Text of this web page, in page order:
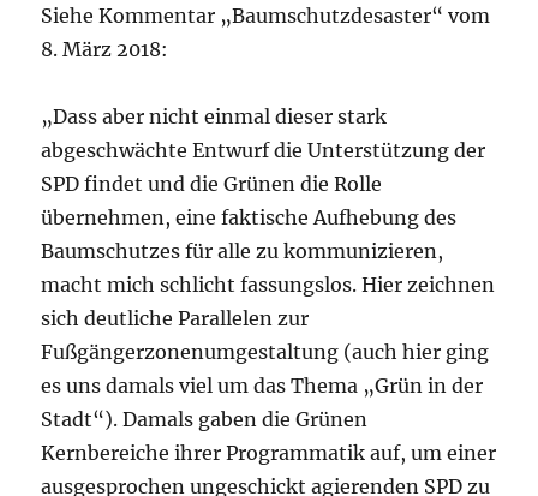
Siehe Kommentar „Baumschutzdesaster“ vom
8. März 2018:
„Dass aber nicht einmal dieser stark
abgeschwächte Entwurf die Unterstützung der
SPD findet und die Grünen die Rolle
übernehmen, eine faktische Aufhebung des
Baumschutzes für alle zu kommunizieren,
macht mich schlicht fassungslos. Hier zeichnen
sich deutliche Parallelen zur
Fußgängerzonenumgestaltung (auch hier ging
es uns damals viel um das Thema „Grün in der
Stadt“). Damals gaben die Grünen
Kernbereiche ihrer Programmatik auf, um einer
ausgesprochen ungeschickt agierenden SPD zu